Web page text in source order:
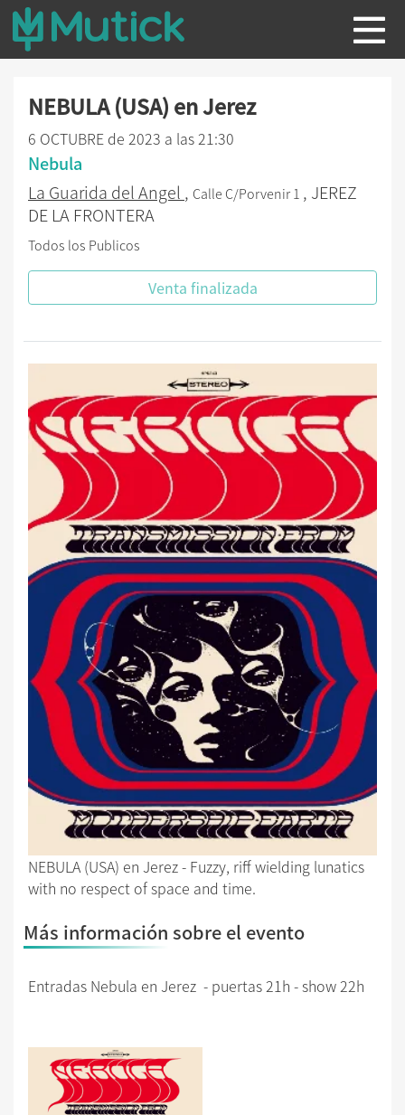
NEBULA (USA) en Jerez
6 OCTUBRE de 2023 a las 21:30
Nebula
La Guarida del Angel , Calle C/Porvenir 1 , JEREZ
DE LA FRONTERA
Todos los Publicos
Venta finalizada
NEBULA (USA) en Jerez - Fuzzy, riff wielding lunatics
with no respect of space and time.
Más información sobre el evento
Entradas Nebula en Jerez - puertas 21h - show 22h